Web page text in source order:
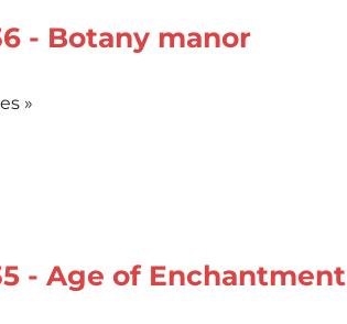
- Botany manor
»
- Age of Enchantment